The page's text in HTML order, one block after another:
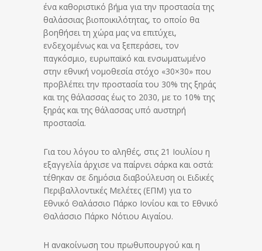
ένα καθοριστικό βήμα για την προστασία της
θαλάσσιας βιοποικιλότητας, τo οποίο θα
βοηθήσει τη χώρα μας να επιτύχει,
ενδεχομένως και να ξεπεράσει, τον
παγκόσμιο, ευρωπαϊκό και ενσωματωμένο
στην εθνική νομοθεσία στόχο «30×30» που
προβλέπει την προστασία του 30% της ξηράς
και της θάλασσας έως το 2030, με το 10% της
ξηράς και της θάλασσας υπό αυστηρή
προστασία.
Για του λόγου το αληθές, στις 21 Ιουλίου η
εξαγγελία άρχισε να παίρνει σάρκα και οστά:
τέθηκαν σε δημόσια διαβούλευση οι Ειδικές
Περιβαλλοντικές Μελέτες (ΕΠΜ) για το
Εθνικό Θαλάσσιο Πάρκο Ιονίου και το Εθνικό
Θαλάσσιο Πάρκο Νότιου Αιγαίου.
Η ανακοίνωση του πρωθυπουργού και η